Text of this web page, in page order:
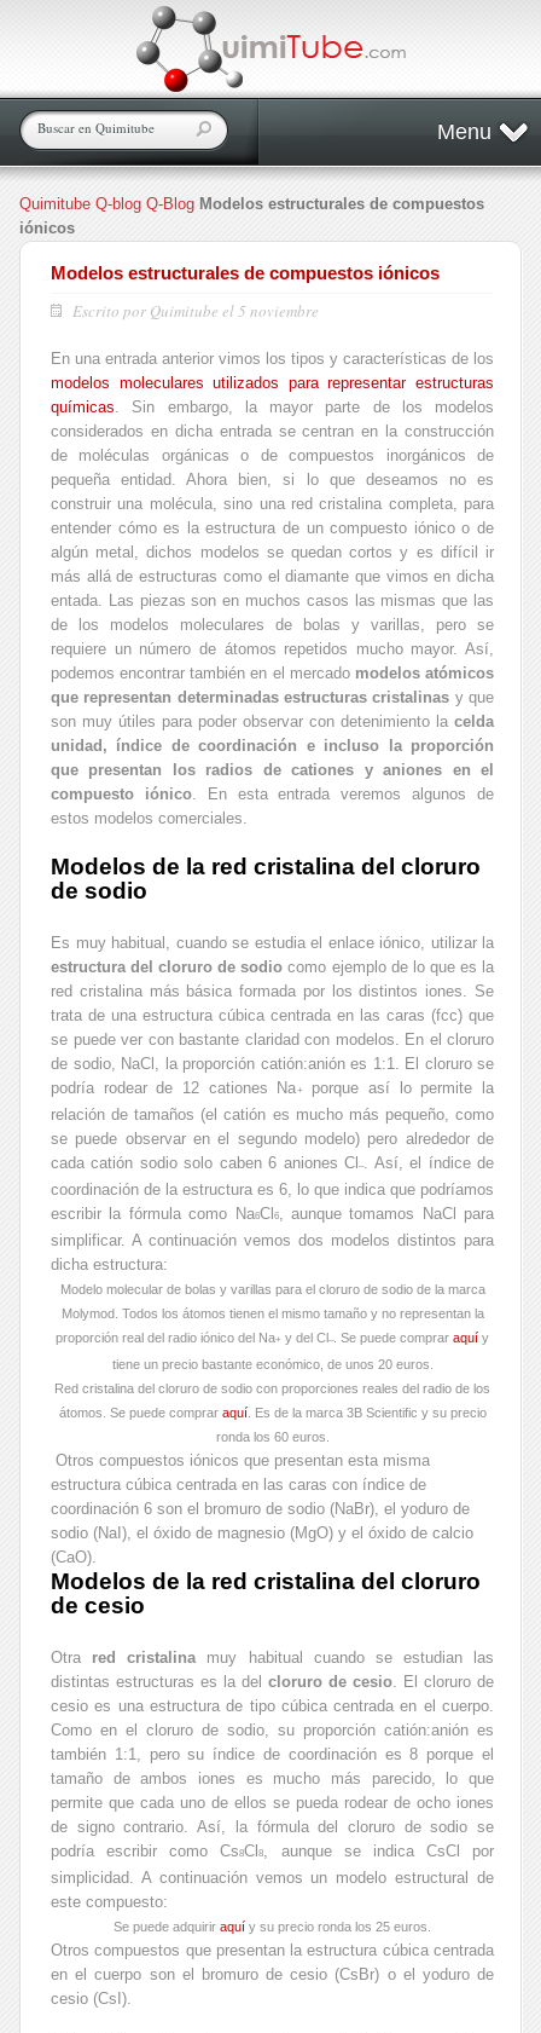
Menu
Quimitube Q-blog Q-Blog Modelos estructurales de compuestos
iónicos
Modelos estructurales de compuestos iónicos
Escrito por Quimitube el 5 noviembre
En una entrada anterior vimos los tipos y características de los
modelos moleculares utilizados para representar estructuras
químicas. Sin embargo, la mayor parte de los modelos
considerados en dicha entrada se centran en la construcción
de moléculas orgánicas o de compuestos inorgánicos de
pequeña entidad. Ahora bien, si lo que deseamos no es
construir una molécula, sino una red cristalina completa, para
entender cómo es la estructura de un compuesto iónico o de
algún metal, dichos modelos se quedan cortos y es difícil ir
más allá de estructuras como el diamante que vimos en dicha
entada. Las piezas son en muchos casos las mismas que las
de los modelos moleculares de bolas y varillas, pero se
requiere un número de átomos repetidos mucho mayor. Así,
podemos encontrar también en el mercado modelos atómicos
que representan determinadas estructuras cristalinas y que
son muy útiles para poder observar con detenimiento la celda
unidad, índice de coordinación e incluso la proporción
que presentan los radios de cationes y aniones en el
compuesto iónico. En esta entrada veremos algunos de
estos modelos comerciales.
Modelos de la red cristalina del cloruro
de sodio
Es muy habitual, cuando se estudia el enlace iónico, utilizar la
estructura del cloruro de sodio como ejemplo de lo que es la
red cristalina más básica formada por los distintos iones. Se
trata de una estructura cúbica centrada en las caras (fcc) que
se puede ver con bastante claridad con modelos. En el cloruro
de sodio, NaCl, la proporción catión:anión es 1:1. El cloruro se
podría rodear de 12 cationes Na+
porque así lo permite la
relación de tamaños (el catión es mucho más pequeño, como
se puede observar en el segundo modelo) pero alrededor de
cada catión sodio solo caben 6 aniones Cl–. Así, el índice de
coordinación de la estructura es 6, lo que indica que podríamos
escribir la fórmula como Na6Cl 6, aunque tomamos NaCl para
simplificar. A continuación vemos dos modelos distintos para
dicha estructura:
Modelo molecular de bolas y varillas para el cloruro de sodio de la marca
Molymod. Todos los átomos tienen el mismo tamaño y no representan la
proporción real del radio iónico del Na+ y del Cl–. Se puede comprar aquí y
tiene un precio bastante económico, de unos 20 euros.
Red cristalina del cloruro de sodio con proporciones reales del radio de los
átomos. Se puede comprar aquí. Es de la marca 3B Scientific y su precio
ronda los 60 euros.
Otros compuestos iónicos que presentan esta misma
estructura cúbica centrada en las caras con índice de
coordinación 6 son el bromuro de sodio (NaBr), el yoduro de
sodio (NaI), el óxido de magnesio (MgO) y el óxido de calcio
(CaO).
Modelos de la red cristalina del cloruro
de cesio
Otra red cristalinamuy habitual cuando se estudian las
distintas estructuras es la del cloruro de cesio. El cloruro de
cesio es una estructura de tipo cúbica centrada en el cuerpo.
Como en el cloruro de sodio, su proporción catión:anión es
también 1:1, pero su índice de coordinación es 8 porque el
tamaño de ambos iones es mucho más parecido, lo que
permite que cada uno de ellos se pueda rodear de ocho iones
de signo contrario. Así, la fórmula del cloruro de sodio se
podría escribir como Cs8Cl8, aunque se indica CsCl por
simplicidad. A continuación vemos un modelo estructural de
este compuesto:
Se puede adquirir aquí y su precio ronda los 25 euros.
Otros compuestos que presentan la estructura cúbica centrada
en el cuerpo son el bromuro de cesio (CsBr) o el yoduro de
cesio (CsI).